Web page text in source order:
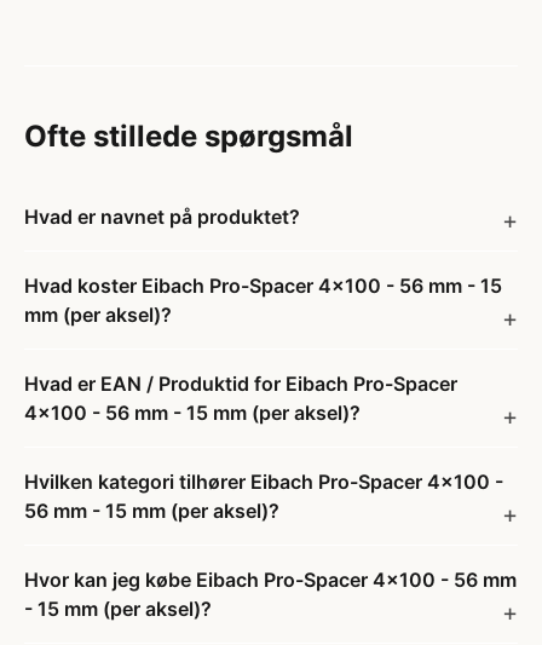
Ofte stillede spørgsmål
Hvad er navnet på produktet?
Hvad koster Eibach Pro-Spacer 4x100 - 56 mm - 15
mm (per aksel)?
Hvad er EAN / Produktid for Eibach Pro-Spacer
4x100 - 56 mm - 15 mm (per aksel)?
Hvilken kategori tilhører Eibach Pro-Spacer 4x100 -
56 mm - 15 mm (per aksel)?
Hvor kan jeg købe Eibach Pro-Spacer 4x100 - 56 mm
- 15 mm (per aksel)?